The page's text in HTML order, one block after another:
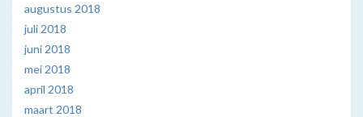
augustus 2018
juli 2018
juni 2018
mei 2018
april 2018
maart 2018